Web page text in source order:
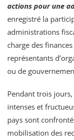
actions pour une
enregistré la
administrations
charge des
représentants
ou de
Pendant trois
intenses et
pays sont
mobilisation des